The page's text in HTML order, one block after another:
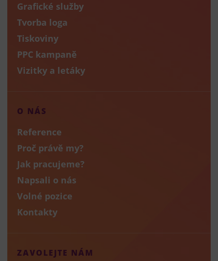
Grafické služby
Tvorba loga
Tiskoviny
PPC kampaně
Vizitky a letáky
O NÁS
Reference
Proč právě my?
Jak pracujeme?
Napsali o nás
Volné pozice
Kontakty
ZAVOLEJTE NÁM